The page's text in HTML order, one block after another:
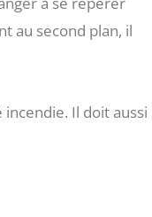
au second plan, il
Il doit aussi